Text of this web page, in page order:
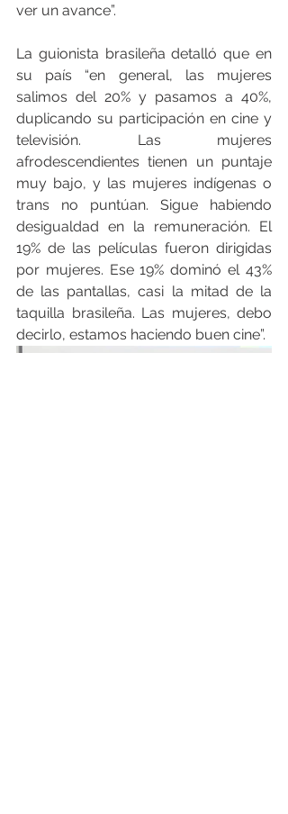
ver un avance”.
La guionista brasileña detalló que en
su país “en general, las mujeres
salimos del 20% y pasamos a 40%,
duplicando su participación en cine y
televisión. Las mujeres
afrodescendientes tienen un puntaje
muy bajo, y las mujeres indígenas o
trans no puntúan. Sigue habiendo
desigualdad en la remuneración. El
19% de las películas fueron dirigidas
por mujeres. Ese 19% dominó el 43%
de las pantallas, casi la mitad de la
taquilla brasileña. Las mujeres, debo
decirlo, estamos haciendo buen cine”.